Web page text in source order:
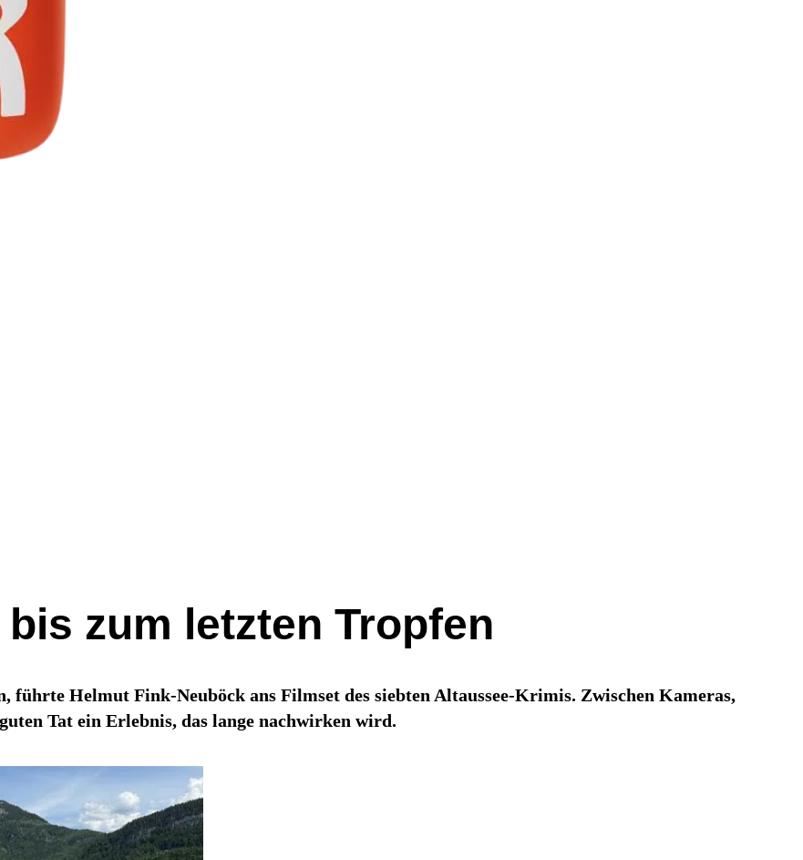
zum letzten Tropfen
führte Helmut Fink-Neuböck ans Filmset des siebten Altaussee-Krimis. Zwischen Kameras,
Tat ein Erlebnis, das lange nachwirken wird.